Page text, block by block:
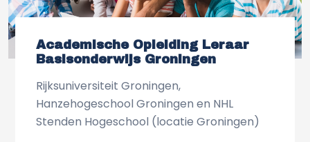
Academische Opleiding Leraar
Basisonderwijs Groningen
Rijksuniversiteit Groningen,
Hanzehogeschool Groningen en NHL
Stenden Hogeschool (locatie Groningen)